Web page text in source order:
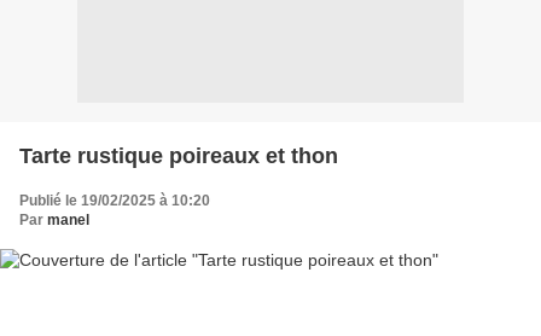
Tarte rustique poireaux et thon
Publié le 19/02/2025 à 10:20
Par manel